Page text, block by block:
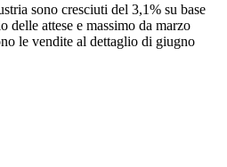
sono cresciuti del 3,1% su base
delle attese e massimo da marzo
le vendite al dettaglio di giugno